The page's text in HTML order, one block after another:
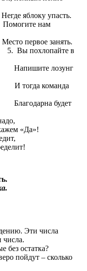
яблоку упасть.
нам
первое занять.
5. Вы похлопайте в
лозунг
тогда команда
будет
«Да»!
Эти числа
числа.
без остатка?
пойдут – сколько